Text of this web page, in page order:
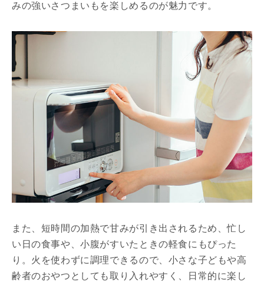
みの強いさつまいもを楽しめるのが魅力です。
また、短時間の加熱で甘みが引き出されるため、忙し
い日の食事や、小腹がすいたときの軽食にもぴった
り。火を使わずに調理できるので、小さな子どもや高
齢者のおやつとしても取り入れやすく、日常的に楽し